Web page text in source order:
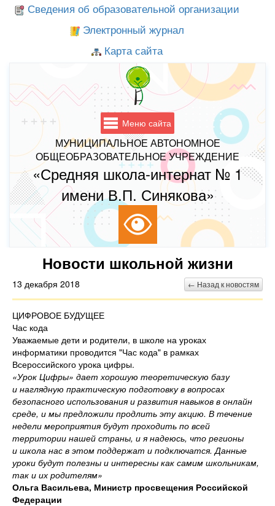
Сведения об образовательной организации
Электронный журнал
Карта сайта
Меню сайта
МУНИЦИПАЛЬНОЕ АВТОНОМНОЕ
ОБЩЕОБРАЗОВАТЕЛЬНОЕ УЧРЕЖДЕНИЕ
«Средняя школа-интернат № 1
имени В.П. Синякова»
Новости школьной жизни
13 декабря 2018 ← Назад к новостям
ЦИФРОВОЕ БУДУЩЕЕ
Час кода
Уважаемые дети и родители, в школе на уроках
информатики проводится "Час кода" в рамках
Всероссийского урока цифры.
«Урок Цифры» дает хорошую теоретическую базу
и наглядную практическую подготовку в вопросах
безопасного использования и развития навыков в онлайн
среде, и мы предложили продлить эту акцию. В течение
недели мероприятия будут проходить по всей
территории нашей страны, и я надеюсь, что регионы
и школа нас в этом поддержат и подключатся. Данные
уроки будут полезны и интересны как самим школьникам,
так и их родителям»
Ольга Васильева, Министр просвещения Российской
Федерации